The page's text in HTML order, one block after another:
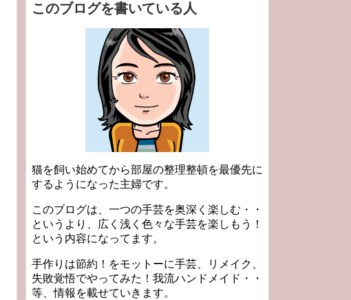
このブログを書いている人
猫を飼い始めてから部屋の整理整頓を最優先に
するようになった主婦です。
このブログは、一つの手芸を奥深く楽しむ・・
というより、広く浅く色々な手芸を楽しもう！
という内容になってます。
手作りは節約！をモットーに手芸、リメイク、
失敗覚悟でやってみた！我流ハンドメイド・・
等、情報を載せていきます。